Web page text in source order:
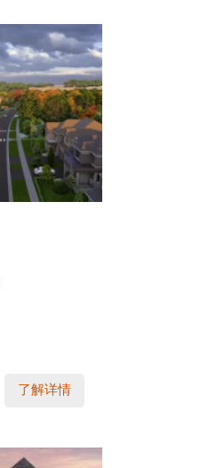
了解详情